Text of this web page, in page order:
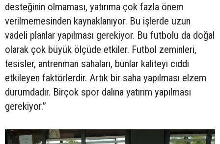
desteğinin olmaması, yatırıma çok fazla önem
verilmemesinden kaynaklanıyor. Bu işlerde uzun
vadeli planlar yapılması gerekiyor. Bu futbolu da doğal
olarak çok büyük ölçüde etkiler. Futbol zeminleri,
tesisler, antrenman sahaları, bunlar kaliteyi ciddi
etkileyen faktörlerdir. Artık bir saha yapılması elzem
durumdadır. Birçok spor dalına yatırım yapılması
gerekiyor.”